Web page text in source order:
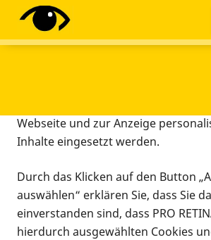
Diese Webseite setzt verschiedene
Tracking-Tools ein. Dies beinhaltet
Webseite und zur Anzeige
Inhalte eingesetzt werden.
Durch das Klicken auf den Button
auswählen“ erklären Sie, dass Sie
einverstanden sind, dass PRO
hierdurch ausgewählten Cookies